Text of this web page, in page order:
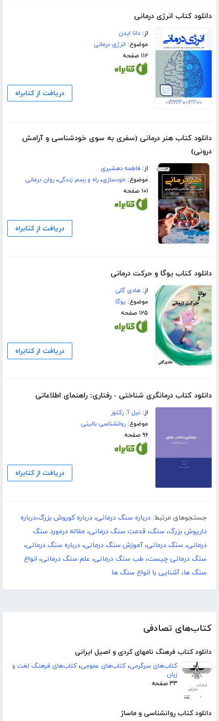
کتاب‌های تصادفی
دانلود کتاب فرهنگ نامهای کردی و اصیل ایرانی
کتاب‌های سرگرمی، کتاب‌های عمومی، کتاب‌های فرهنگ لغت و
زبان
۳۳ صفحه
دانلود کتاب روانشناسی و ماساژ
دانلود کتاب انرژی درمانی
از:دانا ایدن
موضوع: انرژی درمانی
۱۱۲ صفحه
دریافت از کتابراه
دانلود کتاب هنر درمانی (سفری به سوی خودشناسی و آرامش
درونی)
از:فاطمه دهشیری
موضوع:خودسازی،راه و رسم زندگی،روان درمانی
۱۰۱ صفحه
دریافت از کتابراه
دانلود کتاب یوگا و حرکت درمانی
از:هادی گلی
موضوع:یوگا
۱۲۵ صفحه
دریافت از کتابراه
دانلود کتاب درمانگری شناختی - رفتاری: راهنمای اطلاعاتی
از:نیل آ. رکتور
موضوع:روانشناسی بالینی
۹۶ صفحه
دریافت از کتابراه
جستجوهای مرتبط: درباره سنگ درمانی، درباره کوروش بزرگ،درباره
داریوش بزرگ، سنگ، قدمت سنگ درمانی، مقاله درمورد سنگ
درمانی، سنگ درمانی،آموزش سنگ درمانی، درباره سنگ درمانی،
سنگ درمانی چیست، طب سنگ درمانی، علم سنگ درمانی، انواع
سنگ ها،آشنایی با انواع سنگ ها